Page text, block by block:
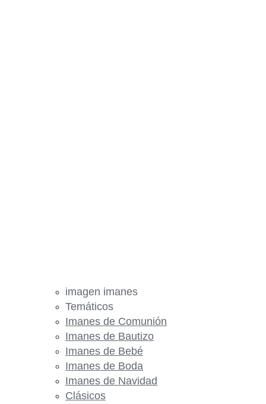
imagen imanes
Temáticos
Imanes de Comunión
Imanes de Bautizo
Imanes de Bebé
Imanes de Boda
Imanes de Navidad
Clásicos